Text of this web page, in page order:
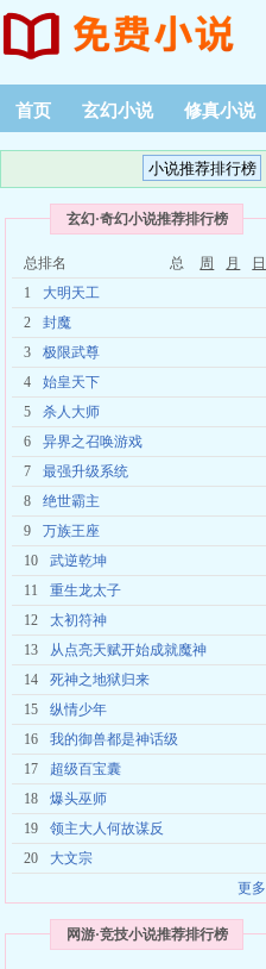
首页 玄幻小说 修真小说
玄幻·奇幻小说推荐排行榜
总排名 总 周 月
日
1
大明天工
2
封魔
3
极限武尊
4
始皇天下
5
杀人大师
6
异界之召唤游戏
7
最强升级系统
8
绝世霸主
9
万族王座
10
武逆乾坤
11
重生龙太子
12
太初符神
13
从点亮天赋开始成就魔神
14
死神之地狱归来
15
纵情少年
16
我的御兽都是神话级
17
超级百宝囊
18
爆头巫师
19
领主大人何故谋反
20
大文宗
更多
网游·竞技小说推荐排行榜